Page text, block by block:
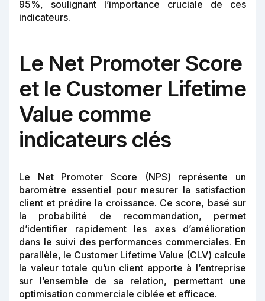
95%, soulignant l’importance cruciale de ces
indicateurs.
Le Net Promoter Score
et le Customer Lifetime
Value comme
indicateurs clés
Le Net Promoter Score (NPS) représente un
baromètre essentiel pour mesurer la satisfaction
client et prédire la croissance. Ce score, basé sur
la probabilité de recommandation, permet
d’identifier rapidement les axes d’amélioration
dans le suivi des performances commerciales. En
parallèle, le Customer Lifetime Value (CLV) calcule
la valeur totale qu’un client apporte à l’entreprise
sur l’ensemble de sa relation, permettant une
optimisation commerciale ciblée et efficace.